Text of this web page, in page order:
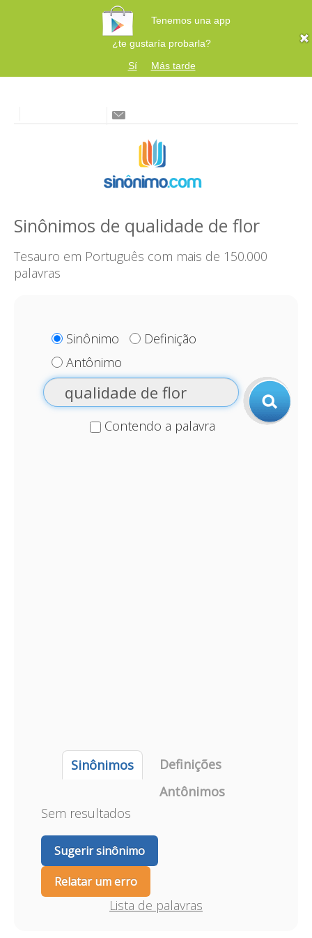
Tenemos una app
¿te gustaría probarla?
Sí
Más tarde
Sinônimos de qualidade de flor
Tesauro em Português com mais de 150.000
palavras
Sinônimo
Definição
Antônimo
Contendo a palavra
Sinônimos
Definições
Antônimos
Sem resultados
Sugerir sinônimo
Relatar um erro
Lista de palavras